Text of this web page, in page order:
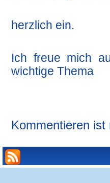
herzlich ein.
Ich freue mich
wichtige Thema
Kommentieren